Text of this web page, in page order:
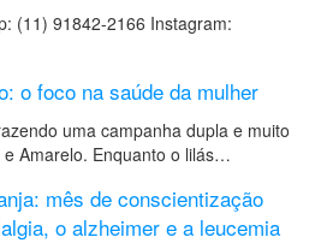
(11) 91842-2166 Instagram:
o foco na saúde da mulher
uma campanha dupla e muito
Amarelo. Enquanto o lilás…
mês de conscientização
o alzheimer e a leucemia